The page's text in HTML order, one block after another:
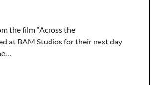
the film “Across the
at BAM Studios for their next day